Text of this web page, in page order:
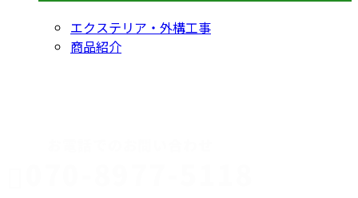
エクステリア・外構工事
商品紹介